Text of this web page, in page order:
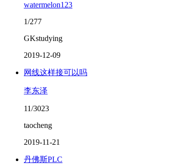
watermelon123
1/277
GKstudying
2019-12-09
网线这样接可以吗
李东泽
11/3023
taocheng
2019-11-21
丹佛斯PLC